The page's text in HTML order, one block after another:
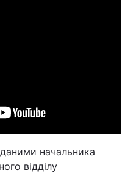
начальника
відділу